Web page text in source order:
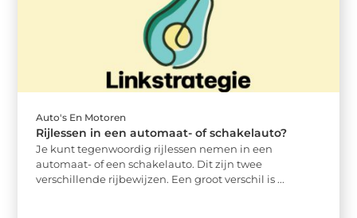
Auto's En Motoren
Rijlessen in een automaat- of schakelauto?
Je kunt tegenwoordig rijlessen nemen in een
automaat- of een schakelauto. Dit zijn twee
verschillende rijbewijzen. Een groot verschil is ...